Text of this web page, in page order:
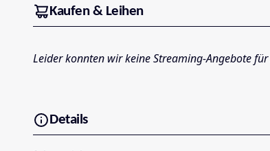
Kaufen & Leihen
Leider konnten wir keine Streaming-Angebote für
Details